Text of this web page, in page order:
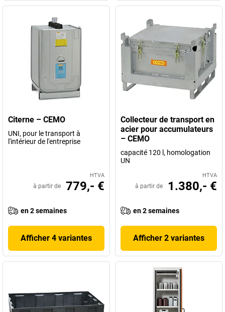
Citerne – CEMO
UNI, pour le transport à
l'intérieur de l'entreprise
HTVA
à partir de 779,- €
en 2 semaines
Afficher 4 variantes
Collecteur de transport en
acier pour accumulateurs
– CEMO
capacité 120 l, homologation
UN
HTVA
à partir de 1.380,- €
en 2 semaines
Afficher 2 variantes